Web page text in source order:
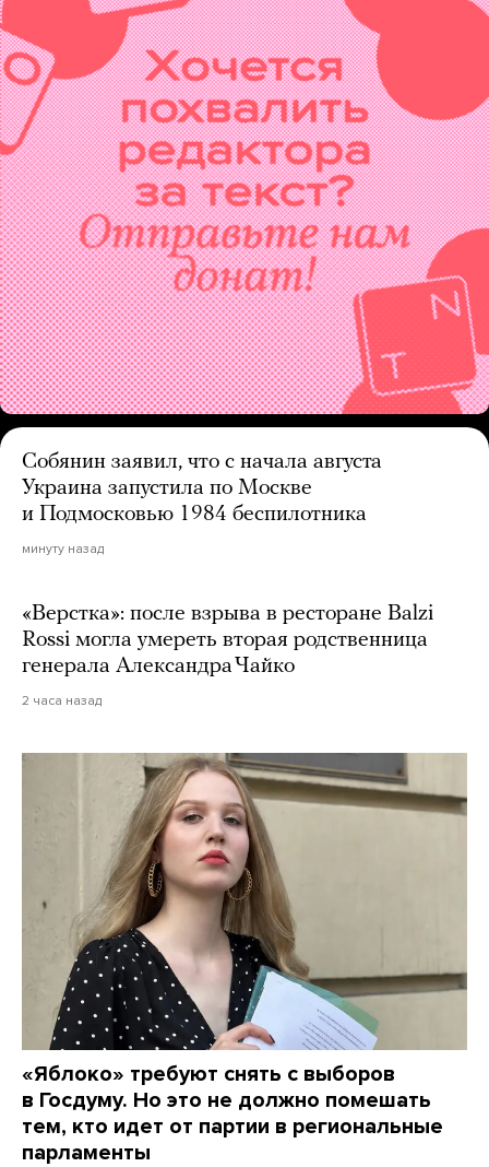
Собянин заявил, что с начала августа
Украина запустила по Москве
и Подмосковью 1984 беспилотника
минуту назад
«Верстка»: после взрыва в ресторане Balzi
Rossi могла умереть вторая родственница
генерала Александра Чайко
2 часа назад
«Яблоко» требуют снять с выборов
в Госдуму. Но это не должно помешать
тем, кто идет от партии в региональные
парламенты